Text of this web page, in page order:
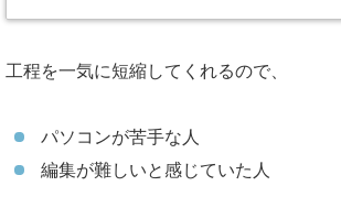
工程を一気に短縮してくれるので、
パソコンが苦手な人
編集が難しいと感じていた人